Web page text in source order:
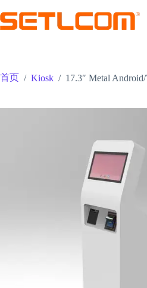
至
内
首页 / Kiosk / 17.3″ Metal